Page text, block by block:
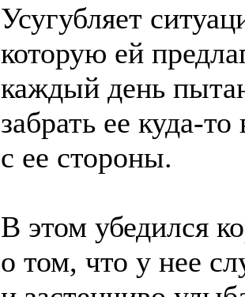
Усугубляет
которую ей
каждый день
забрать ее куда-
с ее стороны.
В этом убедился
о том, что у нее